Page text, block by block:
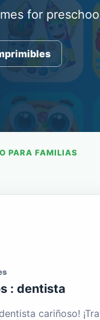
for
PARA FAMILIAS
: dentista
cariñoso!